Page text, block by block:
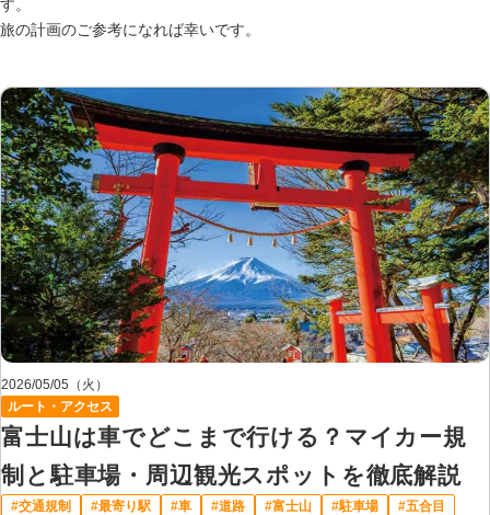
す。
旅の計画のご参考になれば幸いです。
2026/05/05（火）
ルート・アクセス
富士山は車でどこまで行ける？マイカー規
制と駐車場・周辺観光スポットを徹底解説
交通規制 最寄り駅 車 道路 富士山 駐車場
五合目